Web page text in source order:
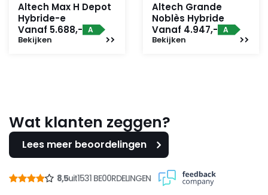
Altech Max H Depot
Hybride-e
Vanaf 5.688,- A
Bekijken
Altech Grande
Noblès Hybride
Vanaf 4.947,- A
Bekijken
Wat klanten zeggen?
Lees meer beoordelingen
8,5uit1531 BE00RDELINGEN